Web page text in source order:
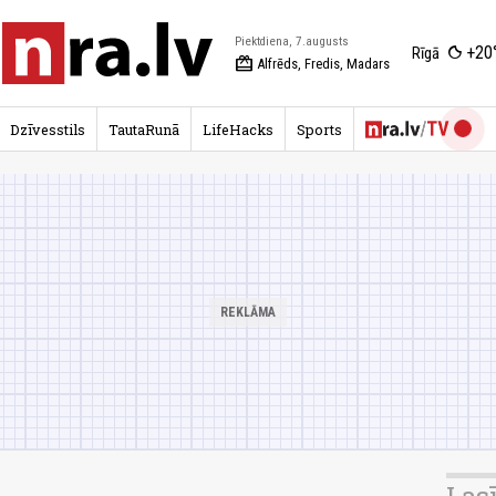
Piektdiena, 7.augusts
redeem Alfrēds, Fredis, Madars
Rīgā
Dzīvesstils TautaRunā LifeHacks Sports